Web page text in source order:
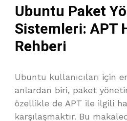
Ubuntu Paket
Sistemleri: APT
Rehberi
Ubuntu kullanıcıları için
anlardan biri, paket
özellikle de APT ile ilgili
karşılaşmaktır. Bu